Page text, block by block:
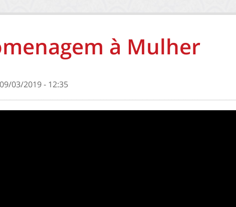
à Mulher
09/03/2019 - 12:35